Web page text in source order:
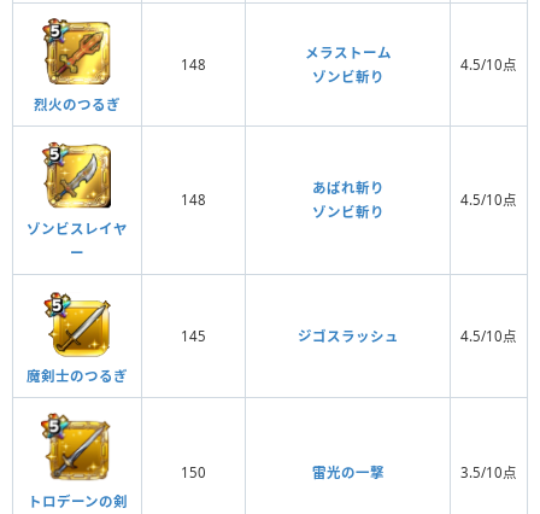
烈火のつるぎ
148
メラストーム
ゾンビ斬り
4.5/10点
ゾンビスレイヤ
ー
148
あばれ斬り
ゾンビ斬り
4.5/10点
魔剣士のつるぎ
145 ジゴスラッシュ 4.5/10点
トロデーンの剣
150 雷光の一撃 3.5/10点